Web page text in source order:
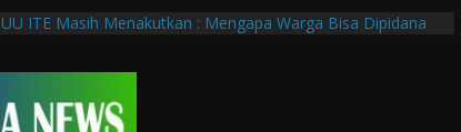
UU ITE Masih Menakutkan : Mengapa Warga Bisa Dipidana
Wakil Wali Kota Bandung Hadiri Muscab VIII PTGMI Kota